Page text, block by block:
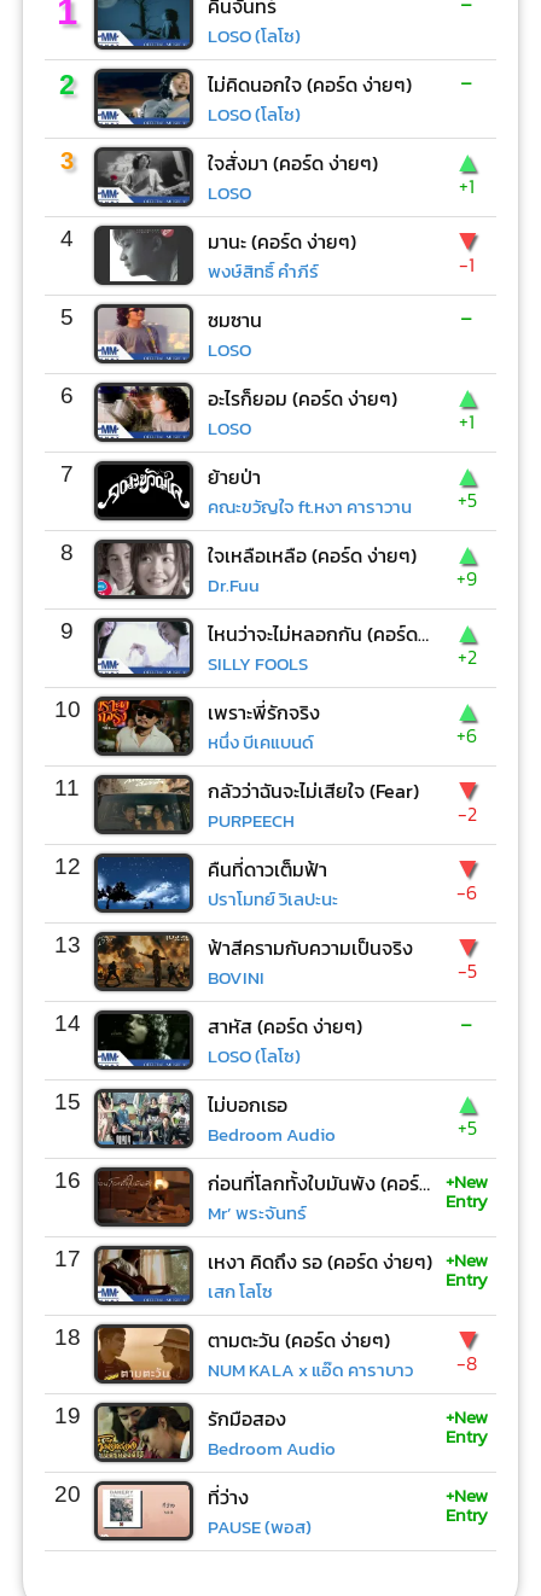
1 คืนจันทร์
LOSO (โลโซ)
2 ไม่คิดนอกใจ (คอร์ด ง่ายๆ)
LOSO (โลโซ)
-
3 ใจสั่งมา (คอร์ด ง่ายๆ)
LOSO
▲
+1
4 มานะ (คอร์ด ง่ายๆ)
พงษ์สิทธิ์ คำภีร์
▼
-1
5 ซมซาน
LOSO
-
6 อะไรก็ยอม (คอร์ด ง่ายๆ)
LOSO
▲
+1
7 ย้ายป่า
คณะขวัญใจ ft.หงา คาราวาน
▲
+5
8 ใจเหลือเหลือ (คอร์ด ง่ายๆ)
Dr.Fuu
▲
+9
9 ไหนว่าจะไม่หลอกกัน (คอร์ด ง่ายๆ)
SILLY FOOLS
▲
+2
10 เพราะพี่รักจริง
หนึ่ง บีเคแบนด์
▲
+6
11 กลัวว่าฉันจะไม่เสียใจ (Fear)
PURPEECH
▼
-2
12 คืนที่ดาวเต็มฟ้า
ปราโมทย์ วิเลปะนะ
▼
-6
13 ฟ้าสีครามกับความเป็นจริง
BOVINI
▼
-5
14 สาหัส (คอร์ด ง่ายๆ)
LOSO (โลโซ)
-
15 ไม่บอกเธอ
Bedroom Audio
▲
+5
16 ก่อนที่โลกทั้งใบมันพัง (คอร์ด ง่ายๆ)
Mr’ พระจันทร์
+New
Entry
17 เหงา คิดถึง รอ (คอร์ด ง่ายๆ)
เสก โลโซ
+New
Entry
18 ตามตะวัน (คอร์ด ง่ายๆ)
NUM KALA x แอ๊ด คาราบาว
▼
-8
19 รักมือสอง
Bedroom Audio
+New
Entry
20 ที่ว่าง
PAUSE (พอส)
+New
Entry